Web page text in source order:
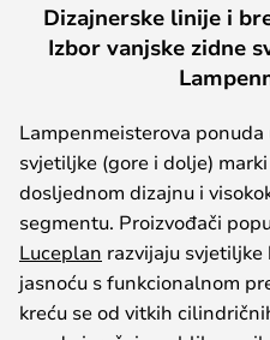
Dizajnerske linije i
Izbor vanjske zidne
Lampenmeisterova
svjetiljke (gore i dolje)
dosljednom dizajnu i
segmentu. Proizvođači
Luceplan razvijaju
jasnoću s funkcionalnom
kreću se od vitkih